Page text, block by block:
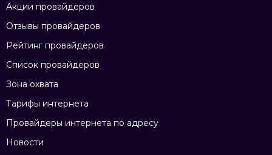
Акции провайдеров
Отзывы провайдеров
Рейтинг провайдеров
Список провайдеров
Зона охвата
Тарифы интернета
Провайдеры интернета по адресу
Новости